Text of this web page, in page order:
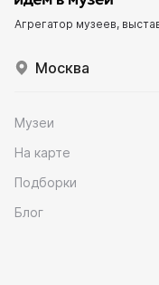
Агрегатор музеев,
Москва
Музеи
На карте
Подборки
Блог